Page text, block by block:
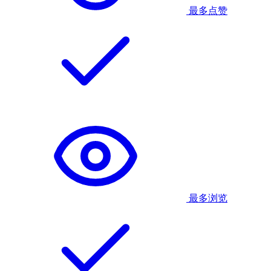
最多点赞
最多浏览